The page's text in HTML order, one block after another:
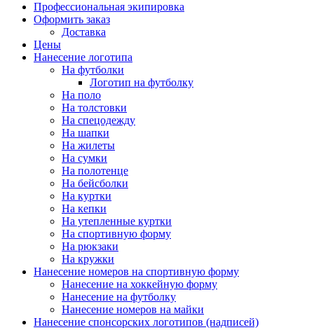
Профессиональная экипировка
Оформить заказ
Доставка
Цены
Нанесение логотипа
На футболки
Логотип на футболку
На поло
На толстовки
На спецодежду
На шапки
На жилеты
На сумки
На полотенце
На бейсболки
На куртки
На кепки
На утепленные куртки
На спортивную форму
На рюкзаки
На кружки
Нанесение номеров на спортивную форму
Нанесение на хоккейную форму
Нанесение на футболку
Нанесение номеров на майки
Нанесение спонсорских логотипов (надписей)